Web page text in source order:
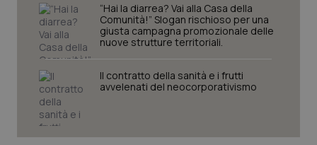
“Hai la diarrea? Vai alla Casa della
Comunità!” Slogan rischioso per una
giusta campagna promozionale delle
nuove strutture territoriali.
Il contratto della sanità e i frutti
avvelenati del neocorporativismo
Nome
Fornitore/ Dominio
VISITOR_PRIVACY_METADATA
YouTube
.youtube.com